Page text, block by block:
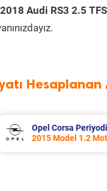
2018 Audi RS3 2.5
Seat Leon
2016